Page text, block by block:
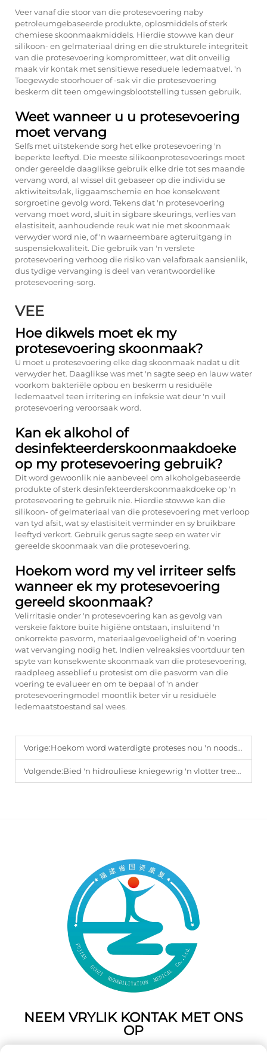
Veer vanaf die stoor van die protesevoering naby
petroleumgebaseerde produkte, oplosmiddels of sterk
chemiese skoonmaakmiddels. Hierdie stowwe kan deur
silikoon- en gelmateriaal dring en die strukturele integriteit
van die protesevoering kompromitteer, wat dit onveilig
maak vir kontak met sensitiewe reseduele ledemaatvel. 'n
Toegewyde stoorhouer of -sak vir die protesevoering
beskerm dit teen omgewingsblootstelling tussen gebruik.
Weet wanneer u u protesevoering
moet vervang
Selfs met uitstekende sorg het elke protesevoering 'n
beperkte leeftyd. Die meeste silikoonprotesevoerings moet
onder gereelde daaglikse gebruik elke drie tot ses maande
vervang word, al wissel dit gebaseer op die individu se
aktiwiteitsvlak, liggaamschemie en hoe konsekwent
sorgroetine gevolg word. Tekens dat 'n protesevoering
vervang moet word, sluit in sigbare skeurings, verlies van
elastisiteit, aanhoudende reuk wat nie met skoonmaak
verwyder word nie, of 'n waarneembare agteruitgang in
suspensiekwaliteit. Die gebruik van 'n verslete
protesevoering verhoog die risiko van velafbraak aansienlik,
dus tydige vervanging is deel van verantwoordelike
protesevoering-sorg.
VEE
Hoe dikwels moet ek my
protesevoering skoonmaak?
U moet u protesevoering elke dag skoonmaak nadat u dit
verwyder het. Daaglikse was met 'n sagte seep en lauw water
voorkom bakteriële opbou en beskerm u residuële
ledemaatvel teen irritering en infeksie wat deur 'n vuil
protesevoering veroorsaak word.
Kan ek alkohol of
desinfekteerderskoonmaakdoeke
op my protesevoering gebruik?
Dit word gewoonlik nie aanbeveel om alkoholgebaseerde
produkte of sterk desinfekteerderskoonmaakdoeke op 'n
protesevoering te gebruik nie. Hierdie stowwe kan die
silikoon- of gelmateriaal van die protesevoering met verloop
van tyd afsit, wat sy elastisiteit verminder en sy bruikbare
leeftyd verkort. Gebruik gerus sagte seep en water vir
gereelde skoonmaak van die protesevoering.
Hoekom word my vel irriteer selfs
wanneer ek my protesevoering
gereeld skoonmaak?
Velirritasie onder 'n protesevoering kan as gevolg van
verskeie faktore buite higiëne ontstaan, insluitend 'n
onkorrekte pasvorm, materiaalgevoeligheid of 'n voering
wat vervanging nodig het. Indien velreaksies voortduur ten
spyte van konsekwente skoonmaak van die protesevoering,
raadpleeg asseblief u protesist om die pasvorm van die
voering te evalueer en om te bepaal of 'n ander
protesevoeringmodel moontlik beter vir u residuële
ledemaatstoestand sal wees.
Vorige:Hoekom word waterdigte proteses nou 'n noodsaaklike vereiste vir aktiewe amputees?
Volgende:Bied 'n hidrouliese kniegewrig 'n vlotter treegang as 'n pneumatoriese een vir daaglikse wandelinge?
NEEM VRYLIK KONTAK MET ONS
OP